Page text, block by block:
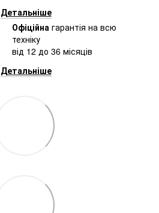
Детальніше
Офіційна гарантія на всю
техніку
від 12 до 36 місяців
Детальніше